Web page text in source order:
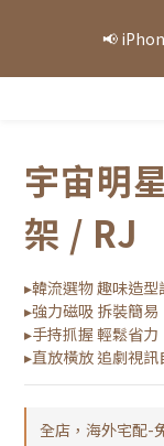
📢
「因部分商品熱銷
宇宙明
架 / RJ
▸韓流選物 趣味造型
▸強力磁吸 拆裝簡易
▸手持抓握 輕鬆省力
▸直放橫放 追劇視訊
全店，海外宅配-